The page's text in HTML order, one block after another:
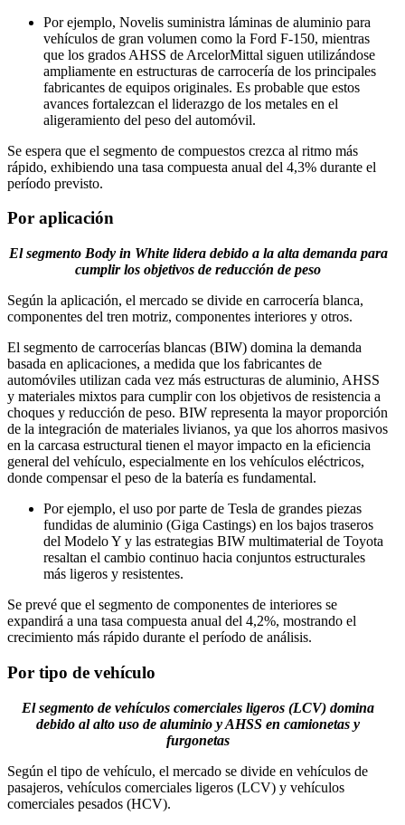
Por ejemplo, Novelis suministra láminas de aluminio para
vehículos de gran volumen como la Ford F-150, mientras
que los grados AHSS de ArcelorMittal siguen utilizándose
ampliamente en estructuras de carrocería de los principales
fabricantes de equipos originales. Es probable que estos
avances fortalezcan el liderazgo de los metales en el
aligeramiento del peso del automóvil.
Se espera que el segmento de compuestos crezca al ritmo más
rápido, exhibiendo una tasa compuesta anual del 4,3% durante el
período previsto.
Por aplicación
El segmento Body in White lidera debido a la alta demanda para
cumplir los objetivos de reducción de peso
Según la aplicación, el mercado se divide en carrocería blanca,
componentes del tren motriz, componentes interiores y otros.
El segmento de carrocerías blancas (BIW) domina la demanda
basada en aplicaciones, a medida que los fabricantes de
automóviles utilizan cada vez más estructuras de aluminio, AHSS
y materiales mixtos para cumplir con los objetivos de resistencia a
choques y reducción de peso. BIW representa la mayor proporción
de la integración de materiales livianos, ya que los ahorros masivos
en la carcasa estructural tienen el mayor impacto en la eficiencia
general del vehículo, especialmente en los vehículos eléctricos,
donde compensar el peso de la batería es fundamental.
Por ejemplo, el uso por parte de Tesla de grandes piezas
fundidas de aluminio (Giga Castings) en los bajos traseros
del Modelo Y y las estrategias BIW multimaterial de Toyota
resaltan el cambio continuo hacia conjuntos estructurales
más ligeros y resistentes.
Se prevé que el segmento de componentes de interiores se
expandirá a una tasa compuesta anual del 4,2%, mostrando el
crecimiento más rápido durante el período de análisis.
Por tipo de vehículo
El segmento de vehículos comerciales ligeros (LCV) domina
debido al alto uso de aluminio y AHSS en camionetas y
furgonetas
Según el tipo de vehículo, el mercado se divide en vehículos de
pasajeros, vehículos comerciales ligeros (LCV) y vehículos
comerciales pesados ​​(HCV).